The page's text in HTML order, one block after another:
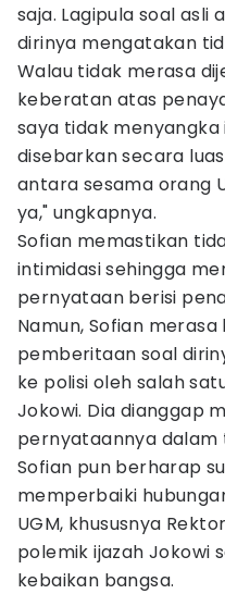
saja. Lagipula soal asli
dirinya mengatakan
Walau tidak merasa
keberatan atas
saya tidak menyangka
disebarkan secara
antara sesama orang
ya," ungkapnya.
Sofian memastikan
intimidasi sehingga
pernyataan berisi
Namun, Sofian
pemberitaan soal
ke polisi oleh salah
Jokowi. Dia dianggap
pernyataannya dalam
Sofian pun berharap
memperbaiki
UGM, khususnya
polemik ijazah Jokowi
kebaikan bangsa.